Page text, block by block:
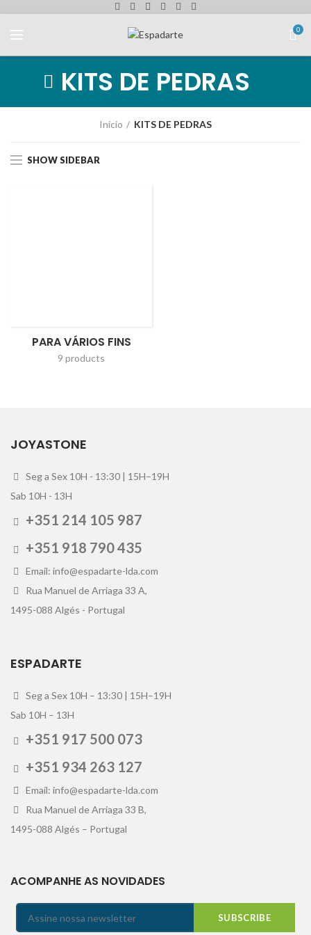
0
KITS DE PEDRAS
Início KITS DE PEDRAS
SHOW SIDEBAR
PARA VÁRIOS FINS
9 products
JOYASTONE
Seg a Sex 10H - 13:30 | 15H–19H
Sab 10H - 13H
+351 214 105 987
+351 918 790 435
Email: info@espadarte-lda.com
Rua Manuel de Arriaga 33 A,
1495-088 Algés - Portugal
ESPADARTE
Seg a Sex 10H – 13:30 | 15H–19H
Sab 10H – 13H
+351 917 500 073
+351 934 263 127
Email: info@espadarte-lda.com
Rua Manuel de Arriaga 33 B,
1495-088 Algés – Portugal
ACOMPANHE AS NOVIDADES